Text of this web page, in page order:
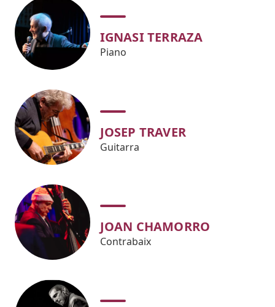
IGNASI TERRAZA
Piano
JOSEP TRAVER
Guitarra
JOAN CHAMORRO
Contrabaix